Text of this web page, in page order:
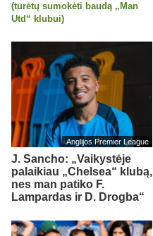
(turėtų sumokėti baudą „Man
Utd“ klubui)
Anglijos Premier League
J. Sancho: „Vaikystėje
palaikiau „Chelsea“ klubą,
nes man patiko F.
Lampardas ir D. Drogba“